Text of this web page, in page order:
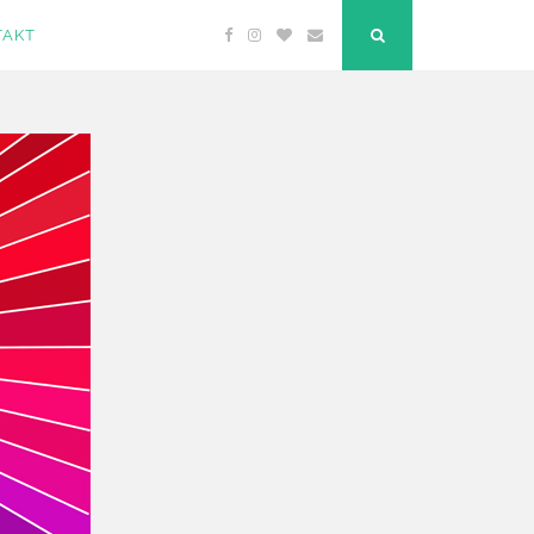
FacebookInstagram
Bloglovin
Email